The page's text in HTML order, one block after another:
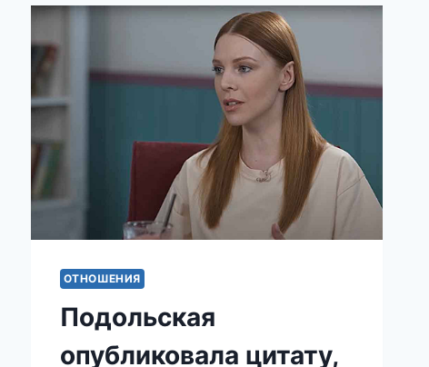
КАК
ПОПРОБУЙТЕ
ВОСПОЛЬЗОВАТЬСЯ
ЭТОЙ
ХИТРОСТЬЮ.
ОТНОШЕНИЯ
Подольская
опубликовала цитату,